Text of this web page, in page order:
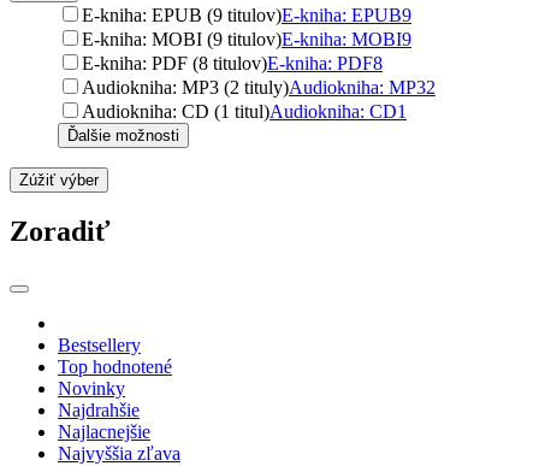
E-kniha: EPUB (9 titulov)E-kniha: EPUB9
E-kniha: MOBI (9 titulov)E-kniha: MOBI9
E-kniha: PDF (8 titulov)E-kniha: PDF8
Audiokniha: MP3 (2 tituly)Audiokniha: MP32
Audiokniha: CD (1 titul)Audiokniha: CD1
Ďalšie možnosti
Zúžiť výber
Zoradiť
Bestsellery
Top hodnotené
Novinky
Najdrahšie
Najlacnejšie
Najvyššia zľava